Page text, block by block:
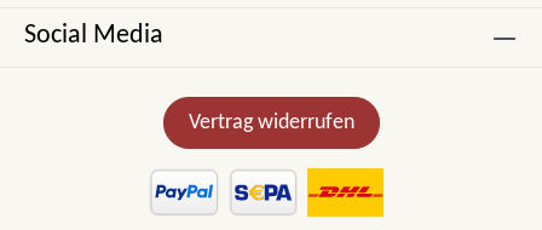
Social Media
Vertrag widerrufen